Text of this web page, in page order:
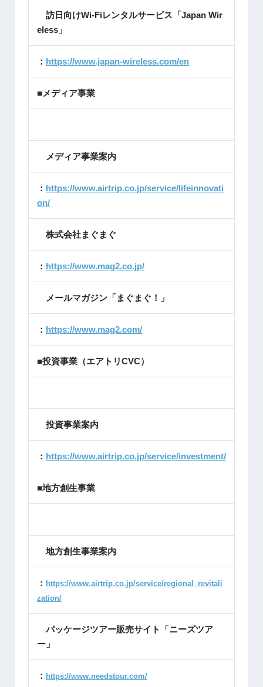
訪日向けWi-Fiレンタルサービス「Japan Wir
eless」
： https://www.japan-wireless.com/en
■メディア事業
メディア事業案内
： https://www.airtrip.co.jp/service/lifeinnovati
on/
株式会社まぐまぐ
： https://www.mag2.co.jp/
メールマガジン「まぐまぐ！」
： https://www.mag2.com/
■投資事業（エアトリCVC）
投資事業案内
： https://www.airtrip.co.jp/service/investment/
■地方創生事業
地方創生事業案内
： https://www.airtrip.co.jp/service/regional_revitali
zation/
パッケージツアー販売サイト「ニーズツア
ー」
： https://www.needstour.com/